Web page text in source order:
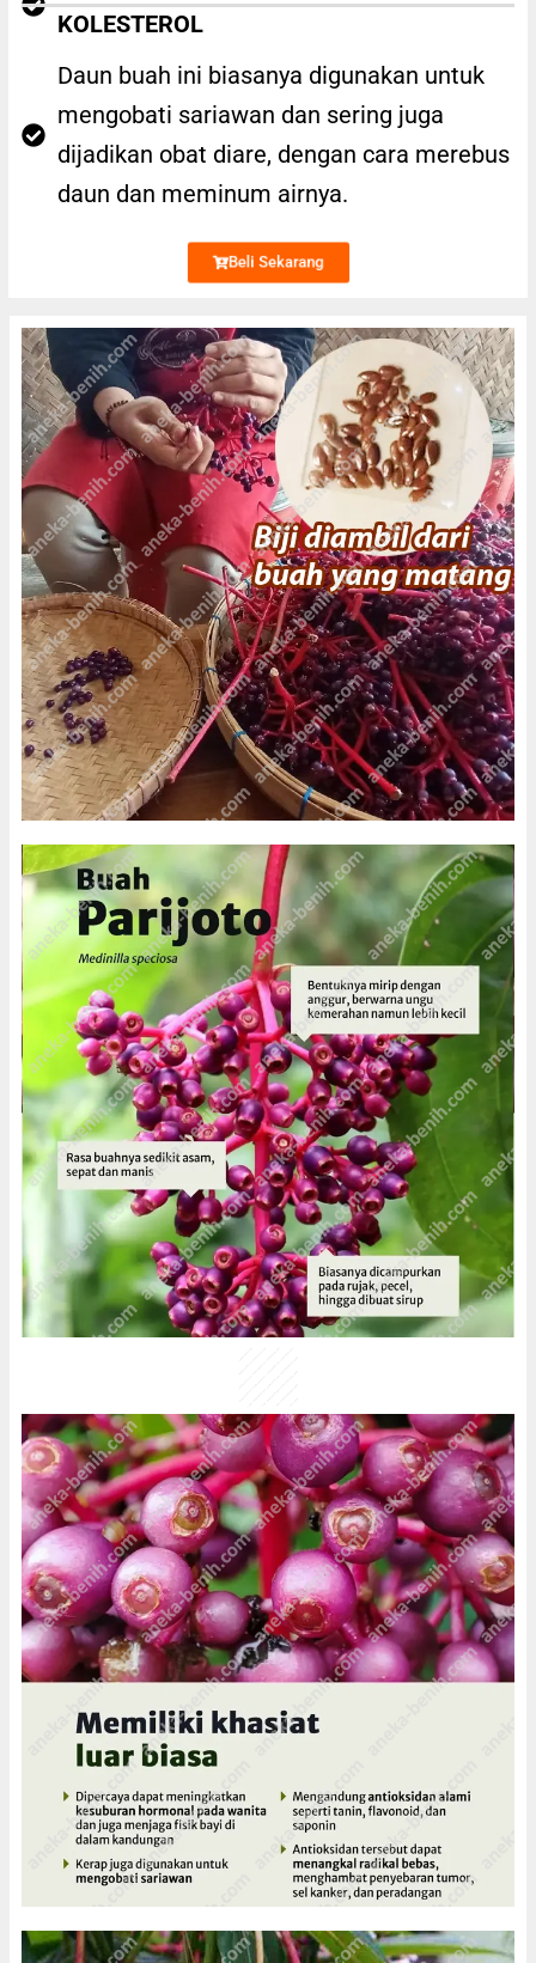
KOLESTEROL
Daun buah ini biasanya digunakan untuk
mengobati sariawan dan sering juga
dijadikan obat diare, dengan cara merebus
daun dan meminum airnya.
Beli Sekarang